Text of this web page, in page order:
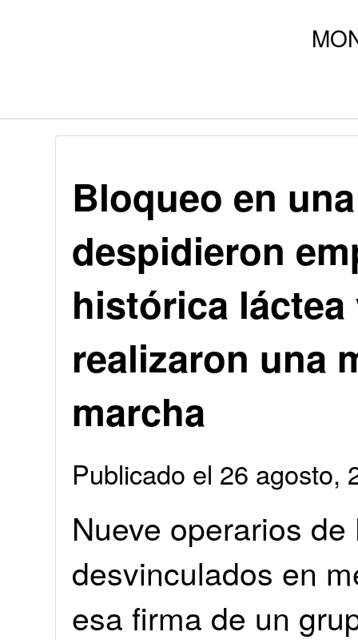
Bloqueo en
despidieron
histórica
realizaron una
marcha
Publicado el 26 agosto,
Nueve operarios
desvinculados en
esa firma de un